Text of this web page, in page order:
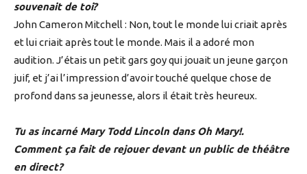
souvenait de toi?
John Cameron Mitchell : Non, tout le monde lui criait après
et lui criait après tout le monde. Mais il a adoré mon
audition. J’étais un petit gars goy qui jouait un jeune garçon
juif, et j’ai l’impression d’avoir touché quelque chose de
profond dans sa jeunesse, alors il était très heureux.
Tu as incarné Mary Todd Lincoln dans Oh Mary!.
Comment ça fait de rejouer devant un public de théâtre
en direct?